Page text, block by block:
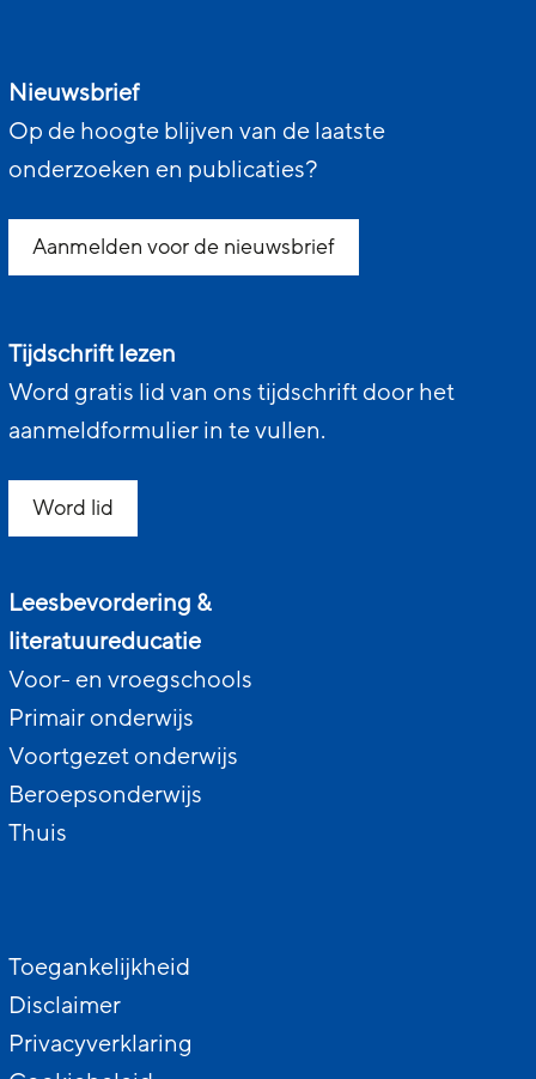
Nieuwsbrief
Op de hoogte blijven van de laatste
onderzoeken en publicaties?
Aanmelden voor de nieuwsbrief
Tijdschrift lezen
Word gratis lid van ons tijdschrift door het
aanmeldformulier in te vullen.
Word lid
Leesbevordering &
literatuureducatie
Voor- en vroegschools
Primair onderwijs
Voortgezet onderwijs
Beroepsonderwijs
Thuis
Toegankelijkheid
Disclaimer
Privacyverklaring